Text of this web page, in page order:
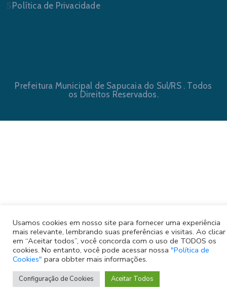
Política de Privacidade
Prefeitura Municipal de Sapucaia do Sul/RS . Todos
os Direitos Reservados.
Usamos cookies em nosso site para fornecer uma experiência
mais relevante, lembrando suas preferências e visitas. Ao clicar
em “Aceitar todos”, você concorda com o uso de TODOS os
cookies. No entanto, você pode acessar nossa "Política de
Cookies" para obbter mais informações.
Configuração de Cookies Aceitar Todos